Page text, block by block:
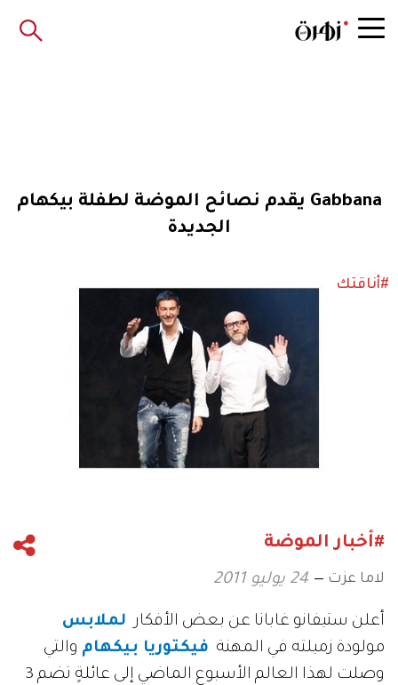
Gabbana يقدم نصائح الموضة لطفلة بيكهام
الجديدة
#أناقتك
#أخبار الموضة
لاما عزت 24 يوليو 2011
أعلن ستيفانو غابانا عن بعض الأفكار لملابس
مولودة زميلته في المهنة فيكتوريا بيكهام والتي
وصلت لهذا العالم الأسبوع الماضي إلى عائلةٍ تضم 3